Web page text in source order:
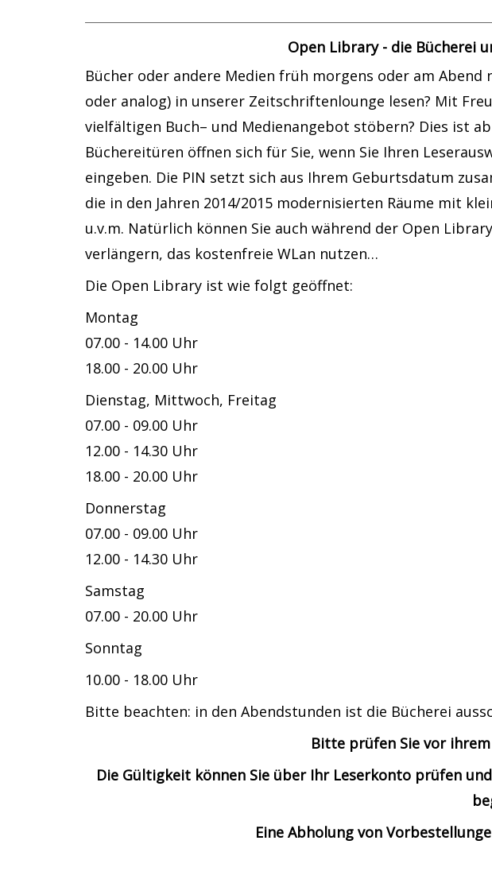
Open Library - die Bücherei
Bücher oder andere Medien früh morgens oder am
oder analog) in unserer Zeitschriftenlounge lesen? Mit
vielfältigen Buch– und Medienangebot stöbern? Dies ist
Büchereitüren öffnen sich für Sie, wenn Sie Ihren
eingeben. Die PIN setzt sich aus Ihrem Geburtsdatum
die in den Jahren 2014/2015 modernisierten Räume mit
u.v.m. Natürlich können Sie auch während der Open
verlängern, das kostenfreie WLan nutzen…
Die Open Library ist wie folgt geöffnet:
Montag
07.00 - 14.00 Uhr
18.00 - 20.00 Uhr
Dienstag, Mittwoch, Freitag
07.00 - 09.00 Uhr
12.00 - 14.30 Uhr
18.00 - 20.00 Uhr
Donnerstag
07.00 - 09.00 Uhr
12.00 - 14.30 Uhr
Samstag
07.00 - 20.00 Uhr
Sonntag
10.00 - 18.00 Uhr
Bitte beachten: in den Abendstunden ist die Bücherei
Bitte prüfen Sie vor
Die Gültigkeit können Sie über Ihr Leserkonto prüfen
Eine Abholung von